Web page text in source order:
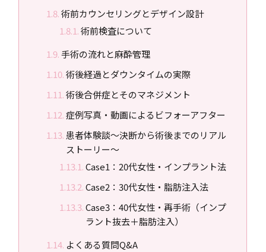
術前カウンセリングとデザイン設計
術前検査について
手術の流れと麻酔管理
術後経過とダウンタイムの実際
術後合併症とそのマネジメント
症例写真・動画によるビフォーアフター
患者体験談～決断から術後までのリアル
ストーリー～
Case1：20代女性・インプラント法
Case2：30代女性・脂肪注入法
Case3：40代女性・再手術（インプ
ラント抜去＋脂肪注入）
よくある質問Q&A